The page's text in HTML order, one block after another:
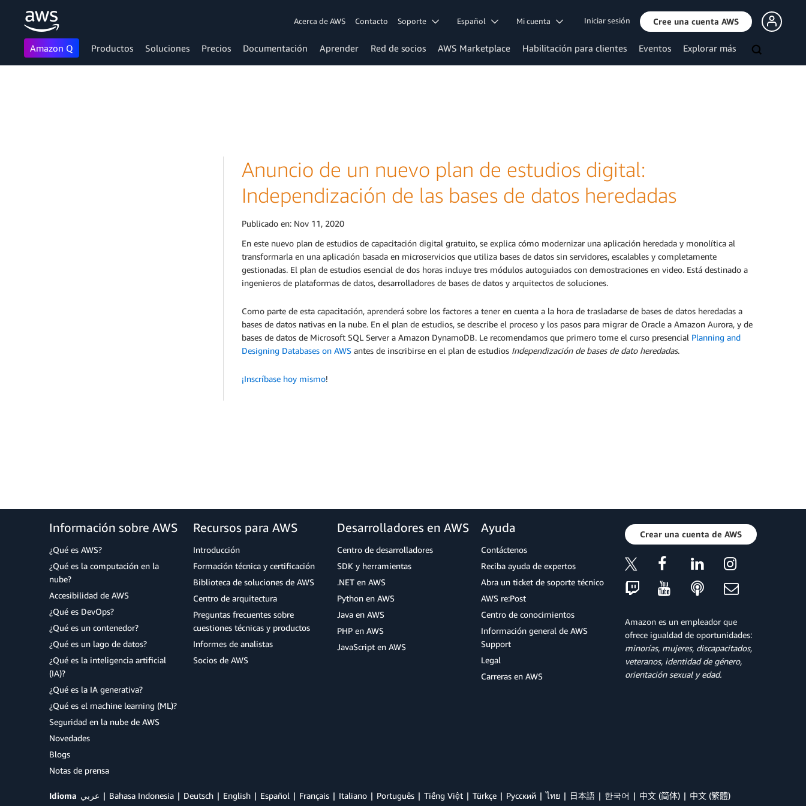
Acerca de AWS Contacto Soporte Español Mi cuenta Iniciar sesión Cree una cuenta AWS
Amazon Q Productos Soluciones Precios Documentación Aprender Red de socios AWS Marketplace Habilitación para clientes Eventos Explorar más
Anuncio de un nuevo plan de estudios digital:
Independización de las bases de datos heredadas
Publicado en: Nov 11, 2020
En este nuevo plan de estudios de capacitación digital gratuito, se explica cómo modernizar una aplicación heredada y monolítica al
transformarla en una aplicación basada en microservicios que utiliza bases de datos sin servidores, escalables y completamente
gestionadas. El plan de estudios esencial de dos horas incluye tres módulos autoguiados con demostraciones en video. Está destinado a
ingenieros de plataformas de datos, desarrolladores de bases de datos y arquitectos de soluciones.
Como parte de esta capacitación, aprenderá sobre los factores a tener en cuenta a la hora de trasladarse de bases de datos heredadas a
bases de datos nativas en la nube. En el plan de estudios, se describe el proceso y los pasos para migrar de Oracle a Amazon Aurora, y de
bases de datos de Microsoft SQL Server a Amazon DynamoDB. Le recomendamos que primero tome el curso presencial Planning and
Designing Databases on AWS antes de inscribirse en el plan de estudios Independización de bases de dato heredadas.
¡Inscríbase hoy mismo!
Información sobre AWS
¿Qué es AWS?
¿Qué es la computación en la
nube?
Accesibilidad de AWS
¿Qué es DevOps?
¿Qué es un contenedor?
¿Qué es un lago de datos?
¿Qué es la inteligencia artificial
(IA)?
¿Qué es la IA generativa?
¿Qué es el machine learning (ML)?
Seguridad en la nube de AWS
Novedades
Blogs
Notas de prensa
Recursos para AWS
Introducción
Formación técnica y certificación
Biblioteca de soluciones de AWS
Centro de arquitectura
Preguntas frecuentes sobre
cuestiones técnicas y productos
Informes de analistas
Socios de AWS
Desarrolladores en AWS
Centro de desarrolladores
SDK y herramientas
.NET en AWS
Python en AWS
Java en AWS
PHP en AWS
JavaScript en AWS
Ayuda
Contáctenos
Reciba ayuda de expertos
Abra un ticket de soporte técnico
AWS re:Post
Centro de conocimientos
Información general de AWS
Support
Legal
Carreras en AWS
Crear una cuenta de AWS
Amazon es un empleador que
ofrece igualdad de oportunidades:
minorías, mujeres, discapacitados,
veteranos, identidad de género,
orientación sexual y edad.
Idioma عربي Bahasa Indonesia Deutsch English Español Français Italiano Português Tiếng Việt Türkçe Ρусский ไทย 日本語 한국어 中文 (简体) 中文 (繁體)